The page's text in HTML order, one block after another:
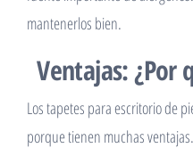
mantenerlos bien.
Ventajas: ¿Por
Los tapetes para escritorio de
porque tienen muchas